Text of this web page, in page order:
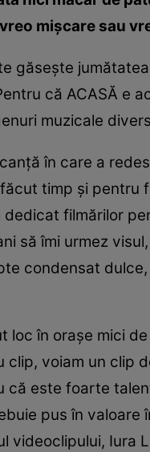
mişcare sau
găseşte
că ACASĂ e
muzicale
în care a
timp şi pentru
dedicat filmărilor
să îmi urmez
condensat
loc în oraşe mici
clip, voiam un clip
că este foarte
pus în valoare
videoclipului, Iura